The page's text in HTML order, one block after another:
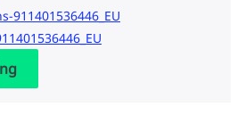
911401536446_EU